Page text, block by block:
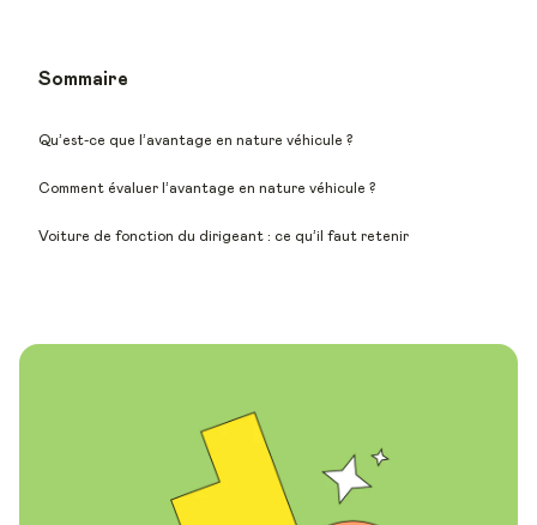
Sommaire
Qu’est-ce que l’avantage en nature véhicule ?
Comment évaluer l’avantage en nature véhicule ?
Voiture de fonction du dirigeant : ce qu’il faut retenir